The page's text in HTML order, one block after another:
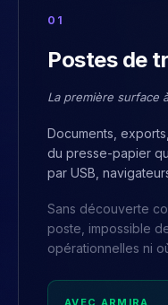
0 1
Postes de
La première surface
Documents,
du presse-papier
par USB,
Sans découverte
poste, impossible
opérationnelles ni